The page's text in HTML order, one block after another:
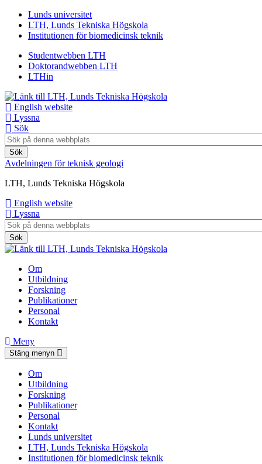
Hoppa
huvudinnehåll
Hoppa
huvudinnehåll
Lunds universitet
LTH, Lunds Tekniska Högskola
Institutionen för biomedicinsk teknik
Studentwebben LTH
Doktorandwebben LTH
LTHin
English website
Lyssna
Sök
Header
search
Avdelningen för teknisk geologi
LTH, Lunds Tekniska Högskola
English website
Lyssna
Header
search
Om
Utbildning
Forskning
Publikationer
Personal
Kontakt
Meny
Stäng menyn
Om
Utbildning
Forskning
Publikationer
Personal
Kontakt
Lunds universitet
LTH, Lunds Tekniska Högskola
Institutionen för biomedicinsk teknik